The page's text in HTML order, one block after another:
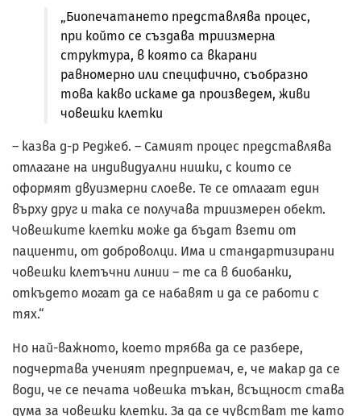
„Биопечатането представлява процес,
при който се създава триизмерна
структура, в която са вкарани
равномерно или специфично, съобразно
това какво искаме да произведем, живи
човешки клетки
– казва д-р Реджеб. – Самият процес представлява
отлагане на индивидуални нишки, с които се
оформят двуизмерни слоеве. Те се отлагат един
върху друг и така се получава триизмерен обект.
Човешките клетки може да бъдат взети от
пациенти, от доброволци. Има и стандартизирани
човешки клетъчни линии – те са в биобанки,
откъдето могат да се набавят и да се работи с
тях.“
Но най-важното, което трябва да се разбере,
подчертава ученият предприемач, е, че макар да се
води, че се печата човешка тъкан, всъщност става
дума за човешки клетки. За да се чувстват те като